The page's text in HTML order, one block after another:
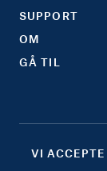
SUPPORT
OM
GÅ TIL
VI